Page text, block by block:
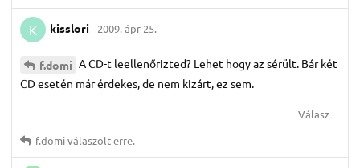
K kisslori 2009. ápr 25.
f.​domi A CD-t leellenőrizted? Lehet hogy az sérült. Bár két
CD esetén már érdekes, de nem kizárt, ez sem.
Válasz
f.​domiválaszolt erre.